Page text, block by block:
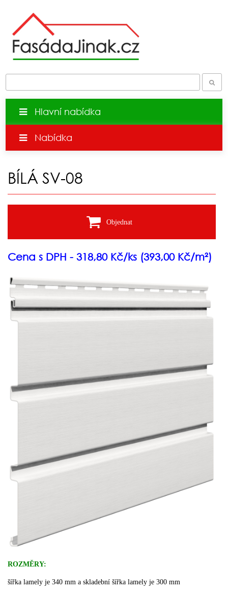
Hlavní nabídka
Nabídka
BÍLÁ SV-08
Objednat
Cena s DPH - 318,80 Kč/ks (393,00 Kč/m²)
ROZMĚRY:
šířka lamely je 340 mm a skladební šířka lamely je 300 mm